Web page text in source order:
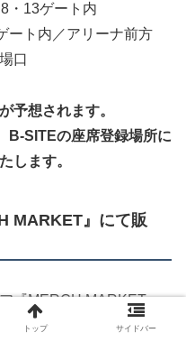
・13ゲート内
ート内／アリーナ前方
口
予想されます。
B-SITEの座席登録場所に
します。
MARKET』にて販
『MERCH MARKET』
トップ サイドバー